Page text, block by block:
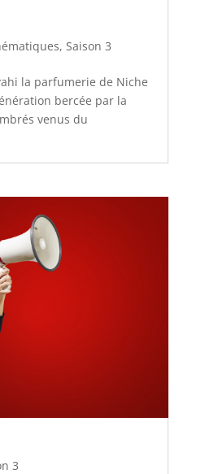
, Saison 3
la parfumerie de Niche
bercée par la
venus du
3